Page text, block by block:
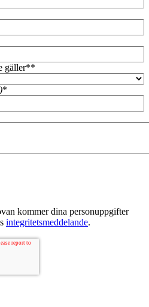
gäller**
*
kommer dina personuppgifter
integritetsmeddelande.